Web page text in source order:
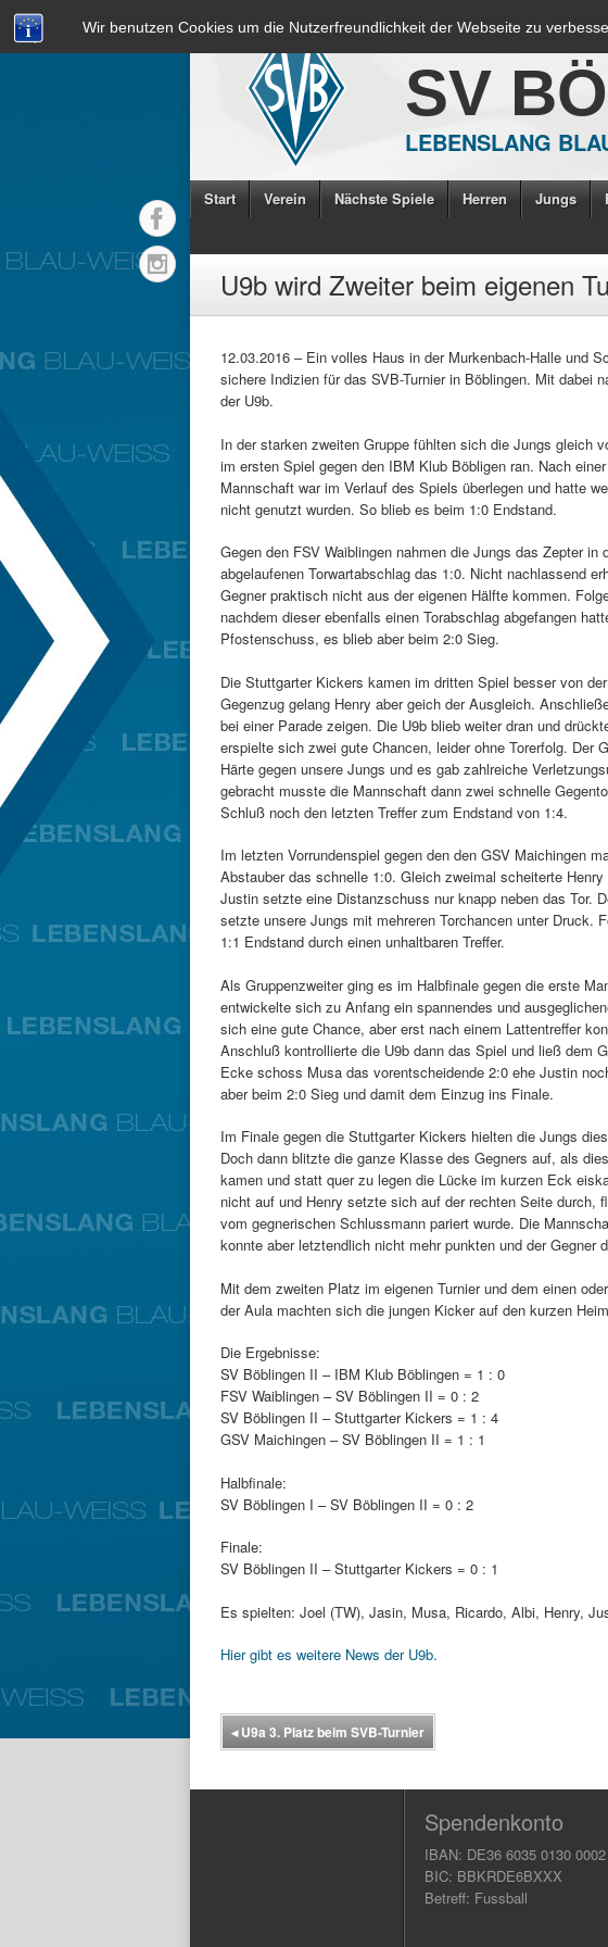
Wir benutzen Cookies um die Nutzerfreundlichkeit der Webseite zu
SV
LEBENSLANG
Start Verein Nächste Spiele Herren Jungs
U9b wird Zweiter beim eigenen
12.03.2016 – Ein volles Haus in der Murkenbach-Halle und
sichere Indizien für das SVB-Turnier in Böblingen. Mit dabei
der U9b.
In der starken zweiten Gruppe fühlten sich die Jungs gleich
im ersten Spiel gegen den IBM Klub Böbligen ran. Nach
Mannschaft war im Verlauf des Spiels überlegen und hatte
nicht genutzt wurden. So blieb es beim 1:0 Endstand.
Gegen den FSV Waiblingen nahmen die Jungs das Zepter
abgelaufenen Torwartabschlag das 1:0. Nicht nachlassend
Gegner praktisch nicht aus der eigenen Hälfte kommen.
nachdem dieser ebenfalls einen Torabschlag abgefangen
Pfostenschuss, es blieb aber beim 2:0 Sieg.
Die Stuttgarter Kickers kamen im dritten Spiel besser von
Gegenzug gelang Henry aber geich der Ausgleich.
bei einer Parade zeigen. Die U9b blieb weiter dran und
erspielte sich zwei gute Chancen, leider ohne Torerfolg. Der
Härte gegen unsere Jungs und es gab zahlreiche
gebracht musste die Mannschaft dann zwei schnelle
Schluß noch den letzten Treffer zum Endstand von 1:4.
Im letzten Vorrundenspiel gegen den den GSV Maichingen
Abstauber das schnelle 1:0. Gleich zweimal scheiterte
Justin setzte eine Distanzschuss nur knapp neben das Tor.
setzte unsere Jungs mit mehreren Torchancen unter Druck.
1:1 Endstand durch einen unhaltbaren Treffer.
Als Gruppenzweiter ging es im Halbfinale gegen die erste
entwickelte sich zu Anfang ein spannendes und
sich eine gute Chance, aber erst nach einem Lattentreffer
Anschluß kontrollierte die U9b dann das Spiel und ließ dem
Ecke schoss Musa das vorentscheidende 2:0 ehe Justin
aber beim 2:0 Sieg und damit dem Einzug ins Finale.
Im Finale gegen die Stuttgarter Kickers hielten die Jungs
Doch dann blitzte die ganze Klasse des Gegners auf, als
kamen und statt quer zu legen die Lücke im kurzen Eck
nicht auf und Henry setzte sich auf der rechten Seite durch,
vom gegnerischen Schlussmann pariert wurde. Die
konnte aber letztendlich nicht mehr punkten und der Gegner
Mit dem zweiten Platz im eigenen Turnier und dem einen
der Aula machten sich die jungen Kicker auf den kurzen
Die Ergebnisse:
SV Böblingen II – IBM Klub Böblingen = 1 : 0
FSV Waiblingen – SV Böblingen II = 0 : 2
SV Böblingen II – Stuttgarter Kickers = 1 : 4
GSV Maichingen – SV Böblingen II = 1 : 1
Halbfinale:
SV Böblingen I – SV Böblingen II = 0 : 2
Finale:
SV Böblingen II – Stuttgarter Kickers = 0 : 1
Es spielten: Joel (TW), Jasin, Musa, Ricardo, Albi, Henry,
Hier gibt es weitere News der U9b.
◂U9a 3. Platz beim SVB-Turnier
Spendenkonto
IBAN: DE36 6035 0130
BIC: BBKRDE6BXXX
Betreff: Fussball